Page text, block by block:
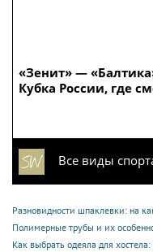
«Зенит» —
Кубка России, где
Все виды
Разновидности шпаклевки: на
Полимерные трубы и их
Как выбрать одеяла для